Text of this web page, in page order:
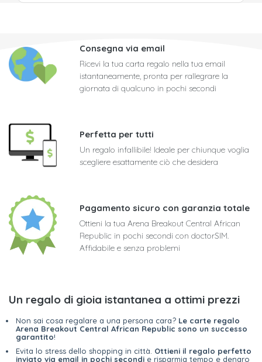
Consegna via email
Ricevi la tua carta regalo nella tua email
istantaneamente, pronta per rallegrare la
giornata di qualcuno in pochi secondi
Perfetta per tutti
Un regalo infallibile! Ideale per chiunque voglia
scegliere esattamente ciò che desidera
Pagamento sicuro con garanzia totale
Ottieni la tua Arena Breakout Central African
Republic in pochi secondi con doctorSIM.
Affidabile e senza problemi
Un regalo di gioia istantanea a ottimi prezzi
Non sai cosa regalare a una persona cara? Le carte regalo
Arena Breakout Central African Republic sono un successo
garantito!
Evita lo stress dello shopping in città. Ottieni il regalo perfetto
inviato via email in pochi secondi e risparmia tempo e denaro